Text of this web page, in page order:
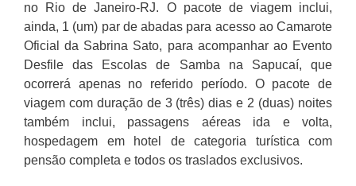
no Rio de Janeiro-RJ. O pacote de viagem inclui,
ainda, 1 (um) par de abadas para acesso ao Camarote
Oficial da Sabrina Sato, para acompanhar ao Evento
Desfile das Escolas de Samba na Sapucaí, que
ocorrerá apenas no referido período. O pacote de
viagem com duração de 3 (três) dias e 2 (duas) noites
também inclui, passagens aéreas ida e volta,
hospedagem em hotel de categoria turística com
pensão completa e todos os traslados exclusivos.